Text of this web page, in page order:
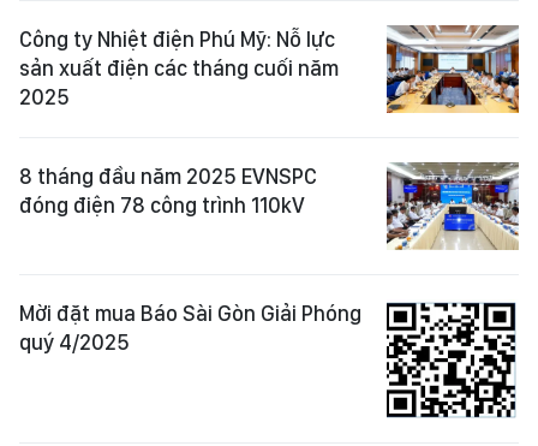
Công ty Nhiệt điện Phú Mỹ: Nỗ lực
sản xuất điện các tháng cuối năm
2025
8 tháng đầu năm 2025 EVNSPC
đóng điện 78 công trình 110kV
Mời đặt mua Báo Sài Gòn Giải Phóng
quý 4/2025